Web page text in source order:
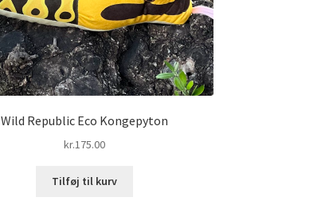
Wild Republic Eco Kongepyton
kr.175.00
Tilføj til kurv